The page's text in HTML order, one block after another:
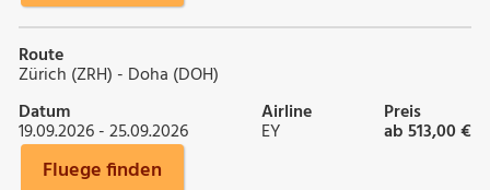
Route
Zürich (ZRH) - Doha (DOH)
Datum
19.09.2026 - 25.09.2026
Airline
EY
Preis
ab 513,00 €
Fluege finden